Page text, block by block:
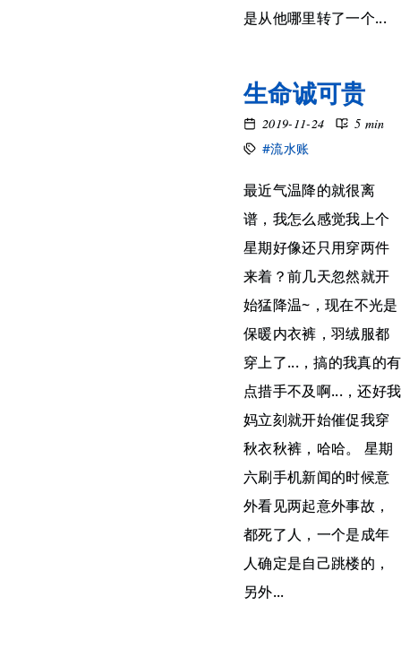
是从他哪里转了一个...
生命诚可贵
2019-11-24
5 min
#流水账
最近气温降的就很离
谱，我怎么感觉我上个
星期好像还只用穿两件
来着？前几天忽然就开
始猛降温~，现在不光是
保暖内衣裤，羽绒服都
穿上了...，搞的我真的有
点措手不及啊...，还好我
妈立刻就开始催促我穿
秋衣秋裤，哈哈。 星期
六刷手机新闻的时候意
外看见两起意外事故，
都死了人，一个是成年
人确定是自己跳楼的，
另外...